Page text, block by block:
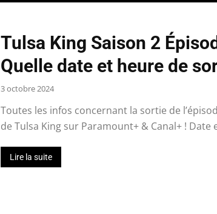
Tulsa King Saison 2
Quelle date et heure de
3 octobre 2024
Toutes les infos concernant la sortie de
de Tulsa King sur Paramount+ & Canal+ ! Date
Lire la suite